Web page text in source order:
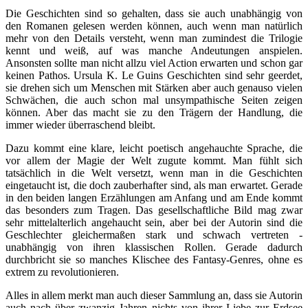
Die Geschichten sind so gehalten, dass sie auch unabhängig von
den Romanen gelesen werden können, auch wenn man natürlich
mehr von den Details versteht, wenn man zumindest die Trilogie
kennt und weiß, auf was manche Andeutungen anspielen.
Ansonsten sollte man nicht allzu viel Action erwarten und schon gar
keinen Pathos. Ursula K. Le Guins Geschichten sind sehr geerdet,
sie drehen sich um Menschen mit Stärken aber auch genauso vielen
Schwächen, die auch schon mal unsympathische Seiten zeigen
können. Aber das macht sie zu den Trägern der Handlung, die
immer wieder überraschend bleibt.
Dazu kommt eine klare, leicht poetisch angehauchte Sprache, die
vor allem der Magie der Welt zugute kommt. Man fühlt sich
tatsächlich in die Welt versetzt, wenn man in die Geschichten
eingetaucht ist, die doch zauberhafter sind, als man erwartet. Gerade
in den beiden langen Erzählungen am Anfang und am Ende kommt
das besonders zum Tragen. Das gesellschaftliche Bild mag zwar
sehr mittelalterlich angehaucht sein, aber bei der Autorin sind die
Geschlechter gleichermaßen stark und schwach vertreten -
unabhängig von ihren klassischen Rollen. Gerade dadurch
durchbricht sie so manches Klischee des Fantasy-Genres, ohne es
extrem zu revolutionieren.
Alles in allem merkt man auch dieser Sammlung an, dass sie Autorin